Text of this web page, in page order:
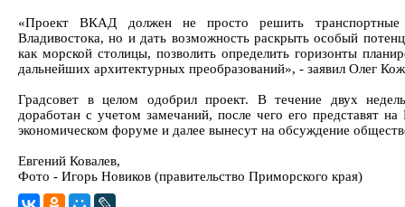
«Проект ВКАД должен не просто решить транспортные
Владивостока, но и дать возможность раскрыть особый
как морской столицы, позволить определить горизонты
дальнейших архитектурных преобразований», - заявил Олег
Градсовет в целом одобрил проект. В течение двух
доработан с учетом замечаний, после чего его представят
экономическом форуме и далее вынесут на обсуждение
Евгений Ковалев,
Фото - Игорь Новиков (правительство Приморского края)